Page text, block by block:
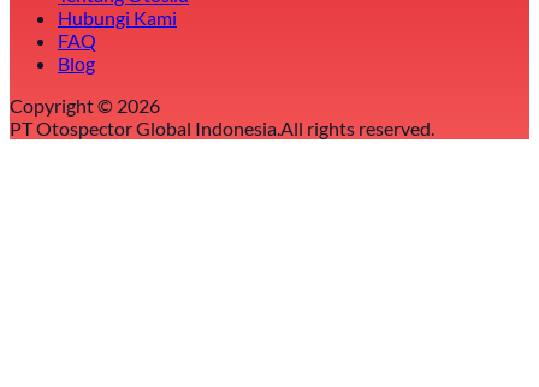
Hubungi Kami
FAQ
Blog
Copyright © 2026
PT Otospector Global Indonesia.All rights reserved.